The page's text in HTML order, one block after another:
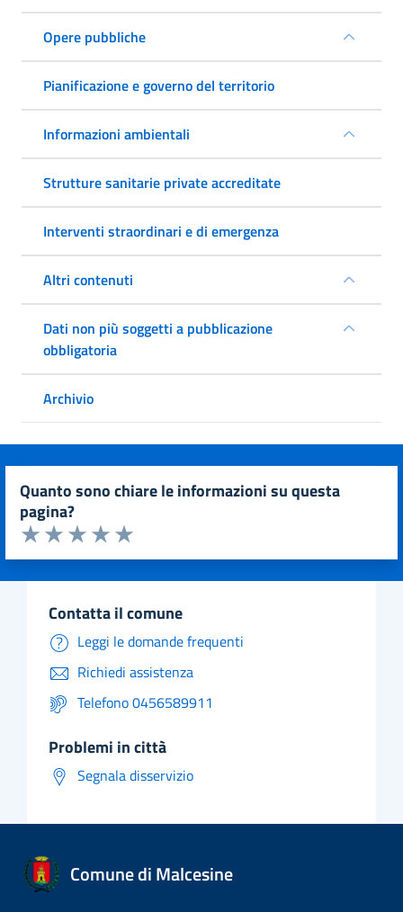
Opere pubbliche
Pianificazione e governo del territorio
Informazioni ambientali
Strutture sanitarie private accreditate
Interventi straordinari e di emergenza
Altri contenuti
Dati non più soggetti a pubblicazione
obbligatoria
Archivio
quanto sono chiare le informazioni su questa
pagina?
Valuta da 1 a 5 stelle la pagina
Valuta 5 stelle su 5
Valuta 4 stelle su 5
Valuta 3 stelle su 5
Valuta 2 stelle su 5
Valuta 1 stelle su 5
contatta il comune
Leggi le domande frequenti
Richiedi assistenza
Telefono 0456589911
problemi in città
Segnala disservizio
Comune di Malcesine